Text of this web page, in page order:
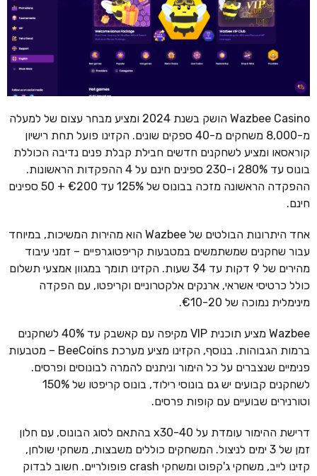
Wazbee Casino הושק בשנת 2024 ומציע מבחר עצום של למעלה
מ-8,000 משחקים מ-40 ספקים שונים. הקזינו פועל תחת רישיון
קוראסאו ומציע לשחקנים חדשים חבילת קבלת פנים נדיבה הכוללת
בונוס עד 280% ו-230 ספינים חינם על 4 ההפקדות הראשונות.
ההפקדה הראשונה מזכה בבונוס של 125% עד €200 + 50 ספינים
חינם.
אחד היתרונות הבולטים של Wazbee הוא מהירות המשיכות, במיוחד
עבור שחקנים שמשתמשים במטבעות קריפטוגרפיים – זמני עיבוד
מהירים של 9 דקות עד 34 שעות. הקזינו תומך במגוון אמצעי תשלום
כולל כרטיסי אשראי, ארנקים אלקטרוניים וקריפטו, עם הפקדה
מינימלית נמוכה של €10-20.
Wazbee מציע תוכנית VIP מקיפה עם קאשבק עד 40% לשחקנים
ברמות הגבוהות. בנוסף, הקזינו מציע מערכת BeeCoins – מטבעות
פנימיים שנצברים על כל הימור וניתנים להמרה לבונוסים ופרסים.
לשחקנים קבועים יש גם בונוסי רילוד, בונוס קריפטו של 150%
וטורנירים שבועיים עם קופות פרסים.
דרישת ההימור עומדת על x30-40 בהתאם לסוג הבונוס, עם חלון
זמן של 3 ימים לניצול. המשחקים כוללים משבצות, משחקי שולחן,
קזינו לייב, משחקי ג'קפוט ומשחקי crash פופולריים. חשוב לבדוק